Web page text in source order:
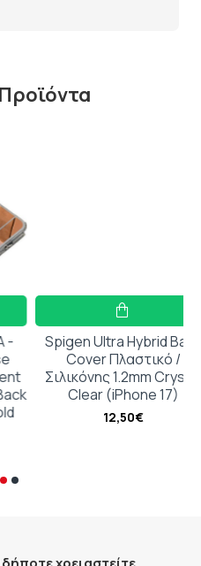
Spigen Ultra Hybrid Back
Cover Πλαστικό /
Σιλικόνης 1.2mm Crystal
Clear (iPhone 17)
12,50€